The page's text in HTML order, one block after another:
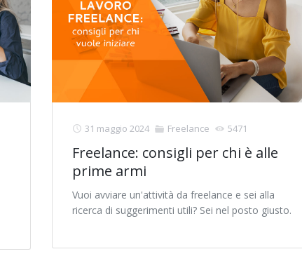
31 maggio 2024 Freelance 5471
Freelance: consigli per chi è alle
prime armi
Vuoi avviare un'attività da freelance e sei alla
ricerca di suggerimenti utili? Sei nel posto giusto.